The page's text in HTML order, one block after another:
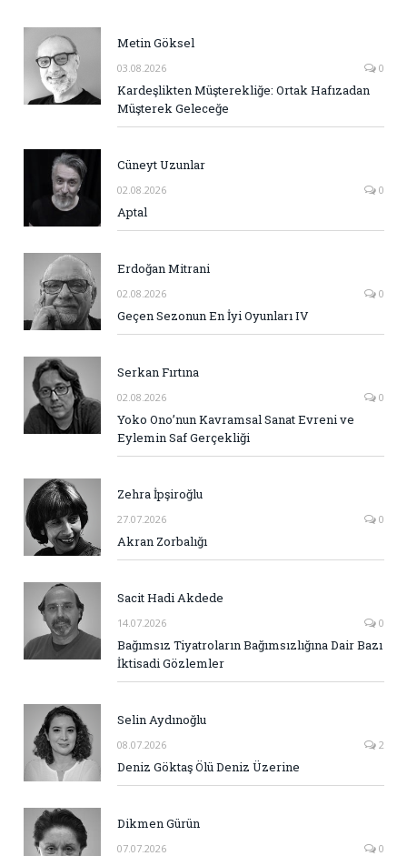
Metin Göksel
03.08.2026 0
Kardeşlikten Müşterekliğe: Ortak Hafızadan
Müşterek Geleceğe
Cüneyt Uzunlar
02.08.2026 0
Aptal
Erdoğan Mitrani
02.08.2026 0
Geçen Sezonun En İyi Oyunları IV
Serkan Fırtına
02.08.2026 0
Yoko Ono’nun Kavramsal Sanat Evreni ve
Eylemin Saf Gerçekliği
Zehra İpşiroğlu
27.07.2026 0
Akran Zorbalığı
Sacit Hadi Akdede
14.07.2026 0
Bağımsız Tiyatroların Bağımsızlığına Dair Bazı
İktisadi Gözlemler
Selin Aydınoğlu
08.07.2026 2
Deniz Göktaş Ölü Deniz Üzerine
Dikmen Gürün
07.07.2026 0